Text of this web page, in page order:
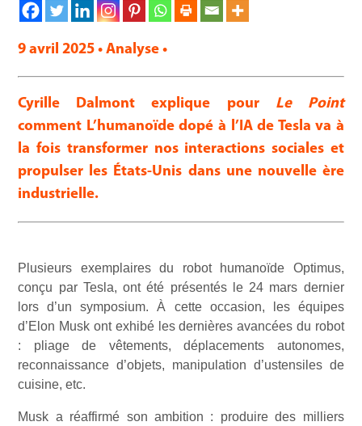
9 avril 2025 • Analyse •
Cyrille Dalmont explique pour Le Point
comment L’humanoïde dopé à l’IA de Tesla va à
la fois transformer nos interactions sociales et
propulser les États-Unis dans une nouvelle ère
industrielle.
Plusieurs exemplaires du robot humanoïde Optimus,
conçu par Tesla, ont été présentés le 24 mars dernier
lors d’un symposium. À cette occasion, les équipes
d’Elon Musk ont exhibé les dernières avancées du robot
: pliage de vêtements, déplacements autonomes,
reconnaissance d’objets, manipulation d’ustensiles de
cuisine, etc.
Musk a réaffirmé son ambition : produire des milliers